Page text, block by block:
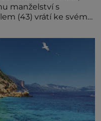
manželství s
(43) vrátí ke svému